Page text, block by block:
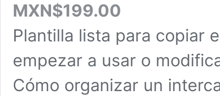
MXN$199.00
Plantilla lista para copiar
empezar a usar o
Cómo organizar un